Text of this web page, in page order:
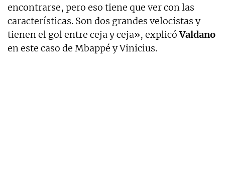
encontrarse, pero eso tiene que ver con las
características. Son dos grandes velocistas y
tienen el gol entre ceja y ceja», explicóValdano
en este caso de Mbappé y Vinicius.